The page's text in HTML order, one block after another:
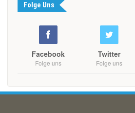
Folge Uns
Facebook
Folge uns
Twitter
Folge uns